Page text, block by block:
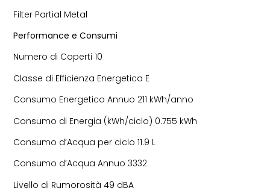
Filter Partial Metal
Performance e Consumi
Numero di Coperti 10
Classe di Efficienza Energetica E
Consumo Energetico Annuo 211 kWh/anno
Consumo di Energia (kWh/ciclo) 0.755 kWh
Consumo d’Acqua per ciclo 11.9 L
Consumo d’Acqua Annuo 3332
Livello di Rumorosità 49 dBA